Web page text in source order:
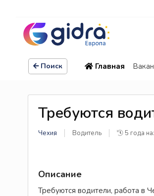
Поиск Главная
Требуются
Чехия Водитель 5 года
Описание
Требуются водители, работа в